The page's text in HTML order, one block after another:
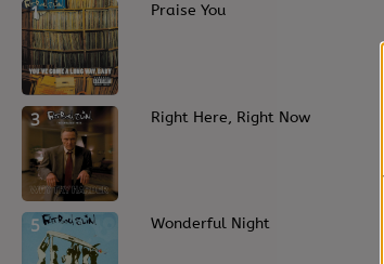
1 Praise You
3 Right Here, Right Now
5 Wonderful Night